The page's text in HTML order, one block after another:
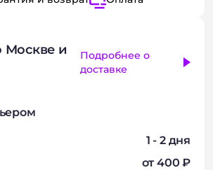
Москве и
Подробнее о
доставке
1 - 2 дня
от 400 ₽